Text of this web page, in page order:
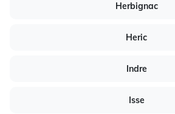
Herbignac
Heric
Indre
Isse